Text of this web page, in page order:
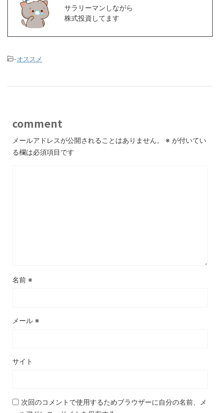
サラリーマンしながら
株式投資してます
-オススメ
comment
メールアドレスが公開されることはありません。 ※ が付いてい
る欄は必須項目です
名前 ※
メール ※
サイト
次回のコメントで使用するためブラウザーに自分の名前、メ